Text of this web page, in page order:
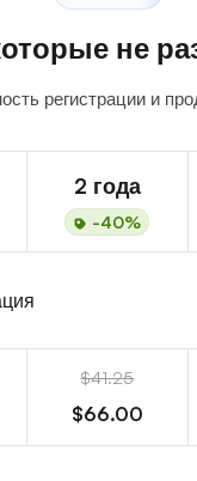
не
регистрации и
2 года
-40%
$41.25
$66.00